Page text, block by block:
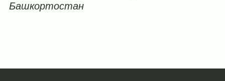
Башкортостан